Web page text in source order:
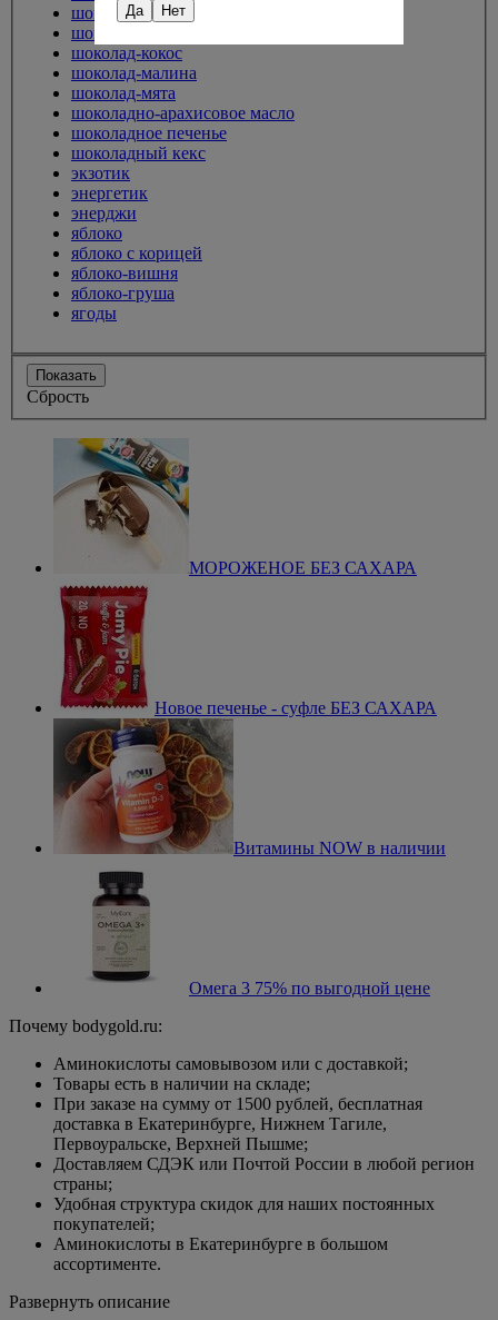
шоколад-вишня
шоколад-карамель
шоколад-кокос
шоколад-малина
шоколад-мята
шоколадно-арахисовое масло
шоколадное печенье
шоколадный кекс
экзотик
энергетик
энерджи
яблоко
яблоко с корицей
яблоко-вишня
яблоко-груша
ягоды
Показать
Сбрость
МОРОЖЕНОЕ БЕЗ САХАРА
Новое печенье - суфле БЕЗ САХАРА
Витамины NOW в наличии
Омега 3 75% по выгодной цене
Почему bodygold.ru:
Аминокислоты самовывозом или c доставкой;
Товары есть в наличии на складе;
При заказе на сумму от 1500 рублей, бесплатная
доставка в Екатеринбурге, Нижнем Тагиле,
Первоуральске, Верхней Пышме;
Доставляем СДЭК или Почтой России в любой регион
страны;
Удобная структура скидок для наших постоянных
покупателей;
Аминокислоты в Екатеринбурге в большом
ассортименте.
Развернуть описание
Да Нет